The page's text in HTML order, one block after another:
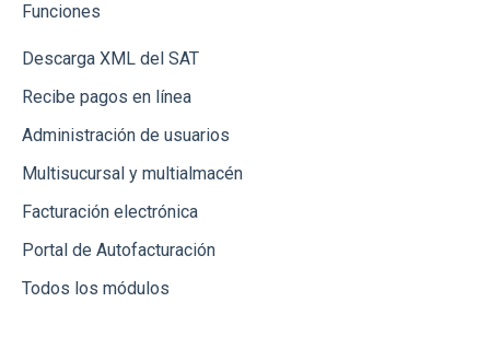
9.-Nómina
10.-Contabilidad
11.-Impresoras
Cotizaciones
Inventarios (Almacenes)
Notas de Crédito
Dashboard
Reportes
Recepción de Mercancia
Integración vía Zapier
Funciones
Descarga XML del SAT
Recibe pagos en línea
Administración de usuarios
Multisucursal y multialmacén
Facturación electrónica
Portal de Autofacturación
Todos los módulos